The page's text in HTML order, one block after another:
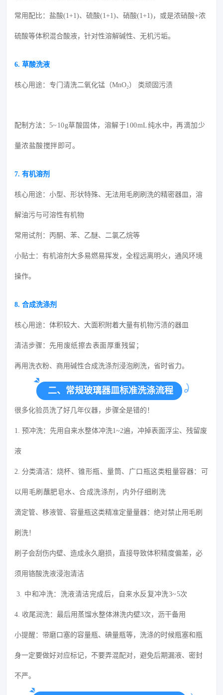
常用配比：盐酸(1+1)、硫酸(1+1)、硝酸(1+1)，或是浓硝酸+浓
硫酸等体积混合酸液，针对性溶解碱性、无机污垢。
6. 草酸洗液
核心用途：专门清洗二氧化锰（MnO₂） 类顽固污渍
配制方法： 5~10g草酸固体，溶解于100mL纯水中，再滴加少
量浓盐酸搅拌即可。
7. 有机溶剂
核心用途：小型、形状特殊、无法用毛刷刷洗的精密器皿，溶
解油污与可溶性有机物
常用试剂：丙酮、苯、 乙醚、二氯乙烷等
小贴士：有机溶剂大多易燃易挥发，全程远离明火，通风环境
操作。
8. 合成洗涤剂
核心用途：体积较大、大面积附着大量有机物污渍的器皿
清洁步骤： 先用废纸擦去表面厚重残留；
再用洗衣粉、商用碱性合成洗涤剂浸泡刷洗，省时省力。
二、常规玻璃器皿标准洗涤流程
很多化验员洗了好几年仪器，步骤全是错的！
1. 预冲洗：先用自来水整体冲洗1~2遍，冲掉表面浮尘、残留废
液
2. 分类清洁： 烧杯、锥形瓶、量筒、广口瓶这类粗量容器：可
以用毛刷蘸肥皂水、合成洗涤剂，内外仔细刷洗
滴定管、移液管、容量瓶这类精准定量量器：绝对禁止用毛刷
刷洗！
刷子会刮伤内壁、造成永久磨损，直接导致体积精度偏差，必
须用铬酸洗液浸泡清洁
3. 中和冲洗：洗液清洁完成后，自来水反复冲洗3~5次
4. 收尾润洗：最后用蒸馏水整体淋洗内壁3次，沥干备用
小提醒：带磨口塞的容量瓶、碘量瓶等，洗涤的时候瓶塞和瓶
身一定要做好对应标记，不要弄混配对，避免后期漏液、密封
不严。